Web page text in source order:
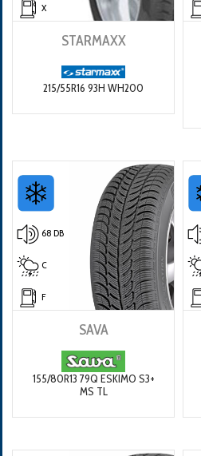
X
STARMAXX
215/55R16 93H WH200
68 DB
C
F
SAVA
155/80R13 79Q ESKIMO S3+
MS TL